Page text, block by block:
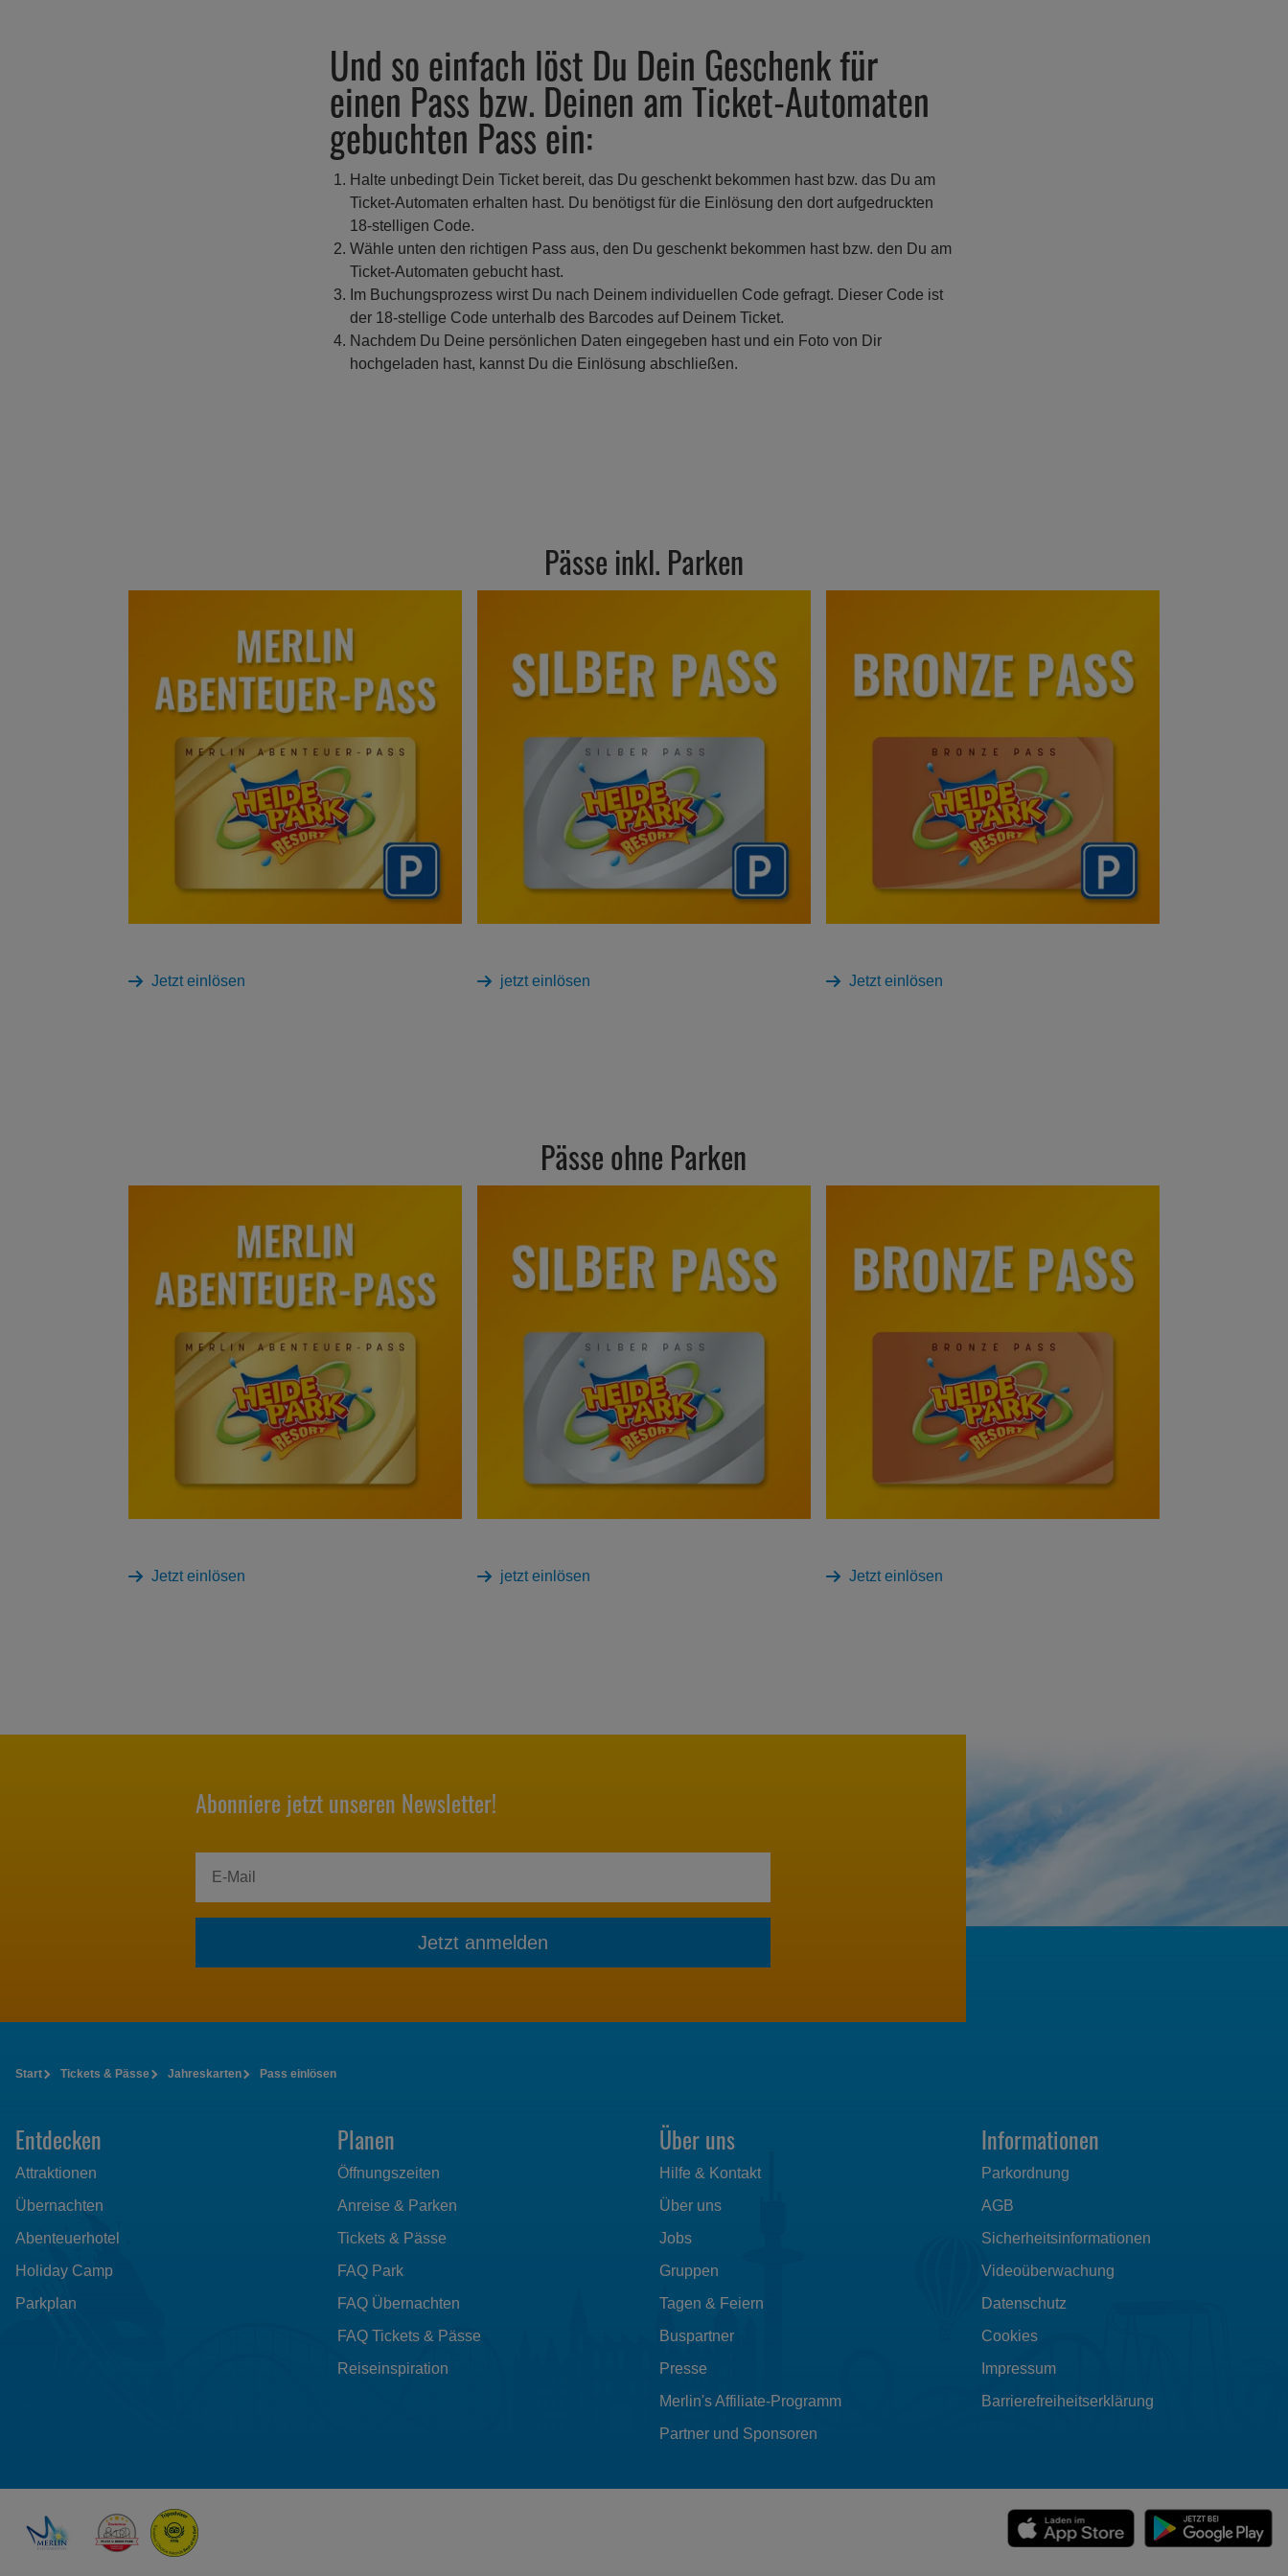
Und so einfach löst Du Dein Geschenk für
einen Pass bzw. Deinen am Ticket-Automaten
gebuchten Pass ein:
Halte unbedingt Dein Ticket bereit, das Du geschenkt bekommen hast bzw. das Du am
Ticket-Automaten erhalten hast. Du benötigst für die Einlösung den dort aufgedruckten
18-stelligen Code.
Wähle unten den richtigen Pass aus, den Du geschenkt bekommen hast bzw. den Du am
Ticket-Automaten gebucht hast.
Im Buchungsprozess wirst Du nach Deinem individuellen Code gefragt. Dieser Code ist
der 18-stellige Code unterhalb des Barcodes auf Deinem Ticket.
Nachdem Du Deine persönlichen Daten eingegeben hast und ein Foto von Dir
hochgeladen hast, kannst Du die Einlösung abschließen.
Pässe inkl. Parken
Jetzt einlösen jetzt einlösen Jetzt einlösen
Pässe ohne Parken
Jetzt einlösen jetzt einlösen Jetzt einlösen
Abonniere jetzt unseren Newsletter!
Jetzt anmelden
Start Tickets & Pässe Jahreskarten Pass einlösen
Entdecken
Attraktionen
Übernachten
Abenteuerhotel
Holiday Camp
Parkplan
Planen
Öffnungszeiten
Anreise & Parken
Tickets & Pässe
FAQ Park
FAQ Übernachten
FAQ Tickets & Pässe
Reiseinspiration
Über uns
Hilfe & Kontakt
Über uns
Jobs
Gruppen
Tagen & Feiern
Buspartner
Presse
Merlin's Affiliate-Programm
Partner und Sponsoren
Informationen
Parkordnung
AGB
Sicherheitsinformationen
Videoüberwachung
Datenschutz
Cookies
Impressum
Barrierefreiheitserklärung